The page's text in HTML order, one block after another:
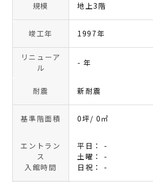
規模 地上3階
竣工年 1997年
リニューア
ル
- 年
耐震 新耐震
基準階面積 0坪/ 0㎡
エントラン
ス
入館時間
平日： -
土曜： -
日祝： -